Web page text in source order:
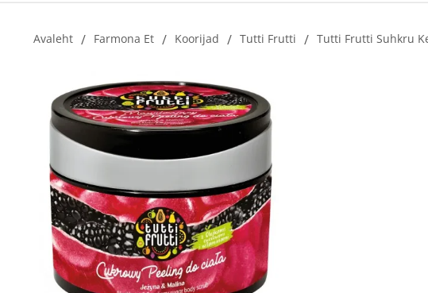
Avaleht / Farmona Et / Koorijad / Tutti Frutti / Tutti Frutti Suhkru